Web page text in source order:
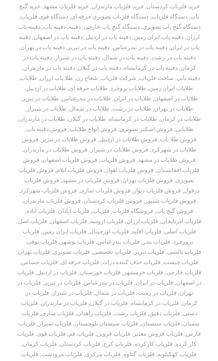
خرید فلزیاب کردستان,خرید فلزیاب مازندران,خرید فلزیاب مشهد,خرید گنج
یاب, دستگاه فلزیاب, دستگاه فلزیاب تصویری حرفه ای, دستگاه قوی فلزیاب,
دستگاه گنج یاب تصویری,دستگاه گنج یاب خارجی,دفینه,دفینه یاب,دفینه یاب
ارزان, دفینه یاب ایران زمین, دفینه یاب در اردبیل, دفینه یاب در اصفهان, دفینه
یاب در ایران,دفینه یاب در بندرعباس,دفینه یاب در تبریز ,دفینه یاب در تهران,
دفینه یاب در رشت,دفینه یاب در شمال,دفینه یاب در شیراز ,دفینه یاب در
کرمان, دفینه یاب در کرمانشاه, دفینه یاب در گیلان, دفینه یاب در مازندران,
دفینه یابی, ساخت فلزیاب, شرکت فلزیاب, شعاع زن, طلا یاب ارزان, طلایاب,
طلایاب ایران زمین, طلایاب بروجرد, طلایاب حرفه ای, طلایاب در اردبیل,
طلایاب در اصفهان, طلایاب در ایران, طلایاب در بندرعباس, طلایاب در تبریز ,
طلایاب در تهران, طلایاب در رشت, طلایاب در شمال, طلایاب در شیراز ,
طلایاب در کرمان, طلایاب در کرمانشاه, طلایاب در گیلان, طلایاب در مازندران,
طلایابی, فروش اسکنر تصویری, فروش انواع طلایاب, فروش دفینه یاب,
فروش طلا یاب, فروش طلایاب در اردبیل, فروش طلایاب در تبریز , فروش
طلایاب در شهرکرد, فروش طلایاب در شیراز , فروش طلایاب در مازندران,
فروش طلایاب در مشهد, فروش فلزیاب, فروش فلزیاب اصفهان, فروش
فلزیاب افغانستان, فروش فلزیاب اهواز , فروش فلزیاب ایلام, فروش فلزیاب
تصویری, فروش فلزیاب تهران, فروش فلزیاب در مشهد, فروش فلزیاب
دزفول, فروش فلزیاب دیوار , فروش فلزیاب ساری, فروش فلزیاب شهرکرد,
فروش فلزیاب شیپور , فروش فلزیاب کردستان, فروش فلزیاب مازندران,
فروش گنج یاب, فروشگاه فلزیاب, فلزیاب, فلزیاب آبادان, فلزیاب آباده,
فلزیاب آذربایجان, فلزیاب ارزان, فلزیاب ارومیه, فلزیاب اصفهان, فلزیاب اصل,
فلزیاب اصلی, فلزیاب اقلید, فلزیاب اورجینال, فلزیاب ایران زمین, فلزیاب
برورجرد, فلزیاب بندر , فلزیاب بندرعباس, فلزیاب بوشهر , فلزیاب بوقی,
فلزیاب پالسی, فلزیاب تبریز , فلزیاب تخصصی, فلزیاب تصویری, فلزیاب تهران,
فلزیاب چیست, فلزیاب حذف کننده ذرات, فلزیاب حرفه ای, فلزیاب حساس,
فلزیاب خارجی, فلزیاب خرمشهر , فلزیاب خوزستان, فلزیاب در اردبیل, فلزیاب
در اصفهان, فلزیاب در ایران, فلزیاب در بندرعباس, فلزیاب در تبریز , فلزیاب در
تهران, فلزیاب در رشت, فلزیاب در شمال, فلزیاب در شیراز , فلزیاب در
کرمان, فلزیاب در کرمانشاه, فلزیاب در گیلان, فلزیاب در مازندران, فلزیاب
دستی, فلزیاب دقیق, فلزیاب رشت, فلزیاب زاهدان, فلزیاب ساری, فلزیاب
سمنان, فلزیاب سیستان, فلزیاب سیستان بلوچستان, فلزیاب شیراز , فلزیاب
فارس, فلزیاب فروش معتبر , فلزیاب قزوین, فلزیاب قم, فلزیاب قوی, فلزیاب
کار کرده, فلزیاب کارکرده, فلزیاب کرج, فلزیاب کردستان, فلزیاب کرمان,
فلزیاب کهکیلویه, فلزیاب گناوه, فلزیاب مرکزی, فلزیاب مرودشت, فلزیاب